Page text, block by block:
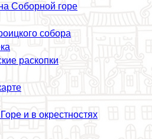
Соборной горе
собора
раскопки
и в окрестностях